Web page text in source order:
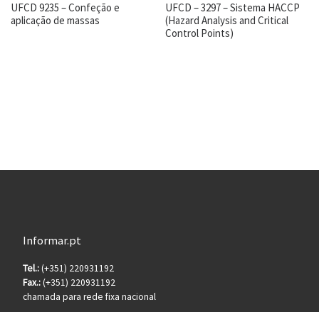
UFCD 9235 – Confeção e
aplicação de massas
UFCD – 3297 – Sistema HACCP
(Hazard Analysis and Critical
Control Points)
Informar.pt
Tel.:(+351) 220931192
Fax.:(+351) 220931192
chamada para rede fixa nacional